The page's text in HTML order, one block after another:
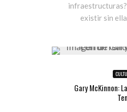
existir sin
Gary McKinnon: